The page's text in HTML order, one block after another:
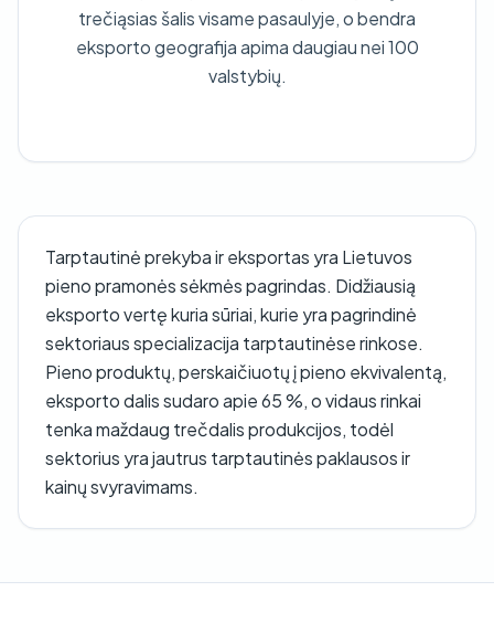
trečiąsias šalis visame pasaulyje, o bendra
eksporto geografija apima daugiau nei 100
valstybių.
Tarptautinė prekyba ir eksportas yra Lietuvos
pieno pramonės sėkmės pagrindas. Didžiausią
eksporto vertę kuria sūriai, kurie yra pagrindinė
sektoriaus specializacija tarptautinėse rinkose.
Pieno produktų, perskaičiuotų į pieno ekvivalentą,
eksporto dalis sudaro apie 65 %, o vidaus rinkai
tenka maždaug trečdalis produkcijos, todėl
sektorius yra jautrus tarptautinės paklausos ir
kainų svyravimams.